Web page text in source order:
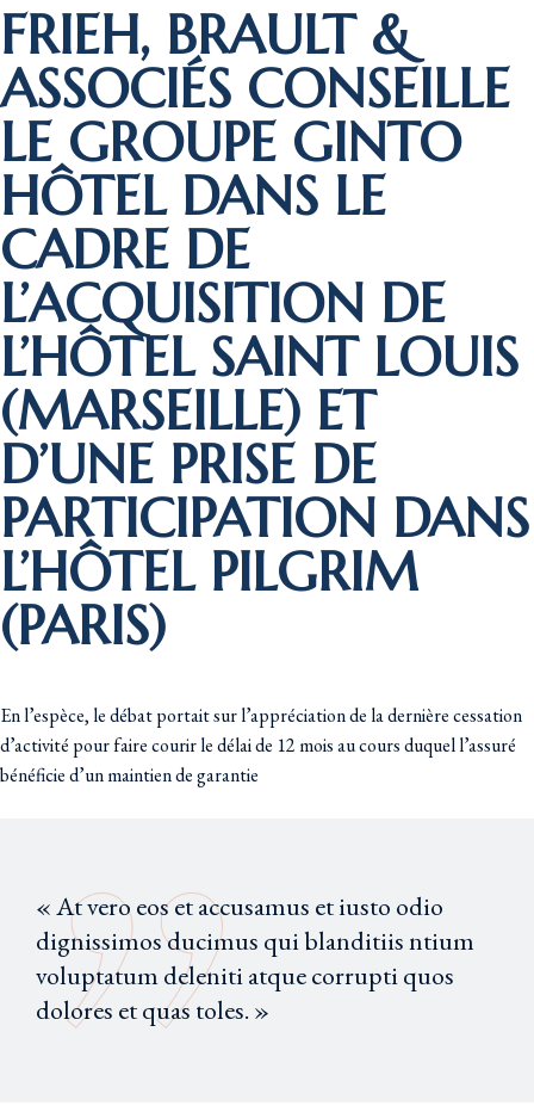
FRIEH, BRAULT &
ASSOCIÉS CONSEILLE
LE GROUPE GINTO
HÔTEL DANS LE
CADRE DE
L’ACQUISITION DE
L’HÔTEL SAINT LOUIS
(MARSEILLE) ET
D’UNE PRISE DE
PARTICIPATION DANS
L’HÔTEL PILGRIM
(PARIS)
En l’espèce, le débat portait sur l’appréciation de la dernière cessation
d’activité pour faire courir le délai de 12 mois au cours duquel l’assuré
bénéficie d’un maintien de garantie
« At vero eos et accusamus et iusto odio
dignissimos ducimus qui blanditiis ntium
voluptatum deleniti atque corrupti quos
dolores et quas toles. »